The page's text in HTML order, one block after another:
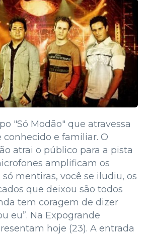
"Só Modão" que atravessa
conhecido e familiar. O
atrai o público para a pista
amplificam os
só mentiras, você se iludiu, os
que deixou são todos
tem coragem de dizer
eu”. Na Expogrande
hoje (23). A entrada